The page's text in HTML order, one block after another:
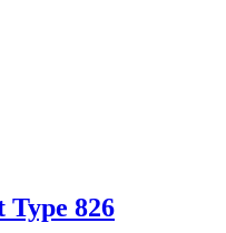
Type 826